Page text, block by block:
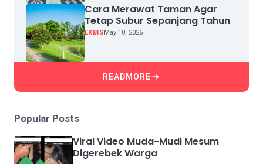
Cara Merawat Taman Agar
Tetap Subur Sepanjang Tahun
EKBISMay 10, 2026
READMORE
Popular Posts
Viral Video Muda-Mudi Mesum
Digerebek Warga